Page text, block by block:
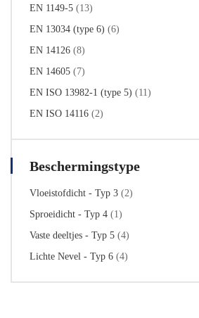
EN 1149-5 (13)
EN 13034 (type 6) (6)
EN 14126 (8)
EN 14605 (7)
EN ISO 13982-1 (type 5) (11)
EN ISO 14116 (2)
Beschermingstype
Vloeistofdicht - Typ 3 (2)
Sproeidicht - Typ 4 (1)
Vaste deeltjes - Typ 5 (4)
Lichte Nevel - Typ 6 (4)